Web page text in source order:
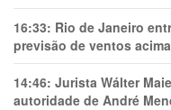
16:33: Rio de Janeiro
previsão de ventos
14:46: Jurista Wálter
autoridade de André